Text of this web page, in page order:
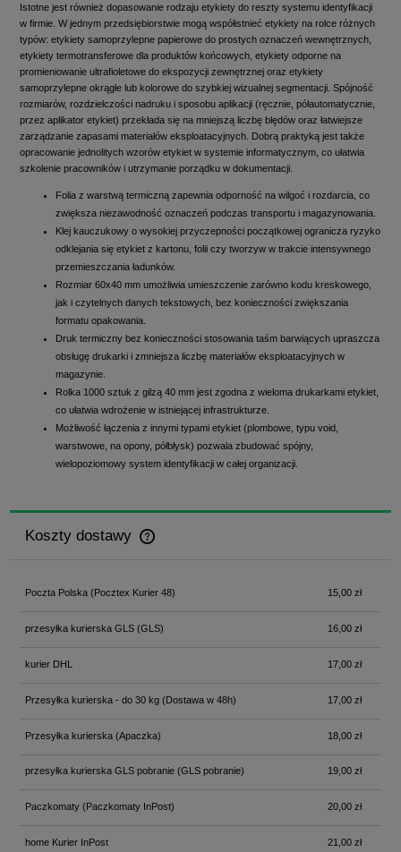
Istotne jest również dopasowanie rodzaju etykiety do reszty systemu identyfikacji
w firmie. W jednym przedsiębiorstwie mogą współistnieć etykiety na rolce różnych
typów: etykiety samoprzylepne papierowe do prostych oznaczeń wewnętrznych,
etykiety termotransferowe dla produktów końcowych, etykiety odporne na
promieniowanie ultrafioletowe do ekspozycji zewnętrznej oraz etykiety
samoprzylepne okrągłe lub kolorowe do szybkiej wizualnej segmentacji. Spójność
rozmiarów, rozdzielczości nadruku i sposobu aplikacji (ręcznie, półautomatycznie,
przez aplikator etykiet) przekłada się na mniejszą liczbę błędów oraz łatwiejsze
zarządzanie zapasami materiałów eksploatacyjnych. Dobrą praktyką jest także
opracowanie jednolitych wzorów etykiet w systemie informatycznym, co ułatwia
szkolenie pracowników i utrzymanie porządku w dokumentacji.
Folia z warstwą termiczną zapewnia odporność na wilgoć i rozdarcia, co
zwiększa niezawodność oznaczeń podczas transportu i magazynowania.
Klej kauczukowy o wysokiej przyczepności początkowej ogranicza ryzyko
odklejania się etykiet z kartonu, folii czy tworzyw w trakcie intensywnego
przemieszczania ładunków.
Rozmiar 60x40 mm umożliwia umieszczenie zarówno kodu kreskowego,
jak i czytelnych danych tekstowych, bez konieczności zwiększania
formatu opakowania.
Druk termiczny bez konieczności stosowania taśm barwiących upraszcza
obsługę drukarki i zmniejsza liczbę materiałów eksploatacyjnych w
magazynie.
Rolka 1000 sztuk z gilzą 40 mm jest zgodna z wieloma drukarkami etykiet,
co ułatwia wdrożenie w istniejącej infrastrukturze.
Możliwość łączenia z innymi typami etykiet (plombowe, typu void,
warstwowe, na opony, półbłysk) pozwala zbudować spójny,
wielopoziomowy system identyfikacji w całej organizacji.
Koszty dostawy
Cena nie zawiera ewentualnych kosztów płatności
Poczta Polska(Pocztex Kurier 48) 15,00 zł
przesyłka kurierska GLS(GLS) 16,00 zł
kurier DHL 17,00 zł
Przesyłka kurierska - do 30 kg(Dostawa w 48h) 17,00 zł
Przesyłka kurierska (Apaczka) 18,00 zł
przesyłka kurierska GLS pobranie(GLS pobranie) 19,00 zł
Paczkomaty(Paczkomaty InPost) 20,00 zł
home Kurier InPost 21,00 zł